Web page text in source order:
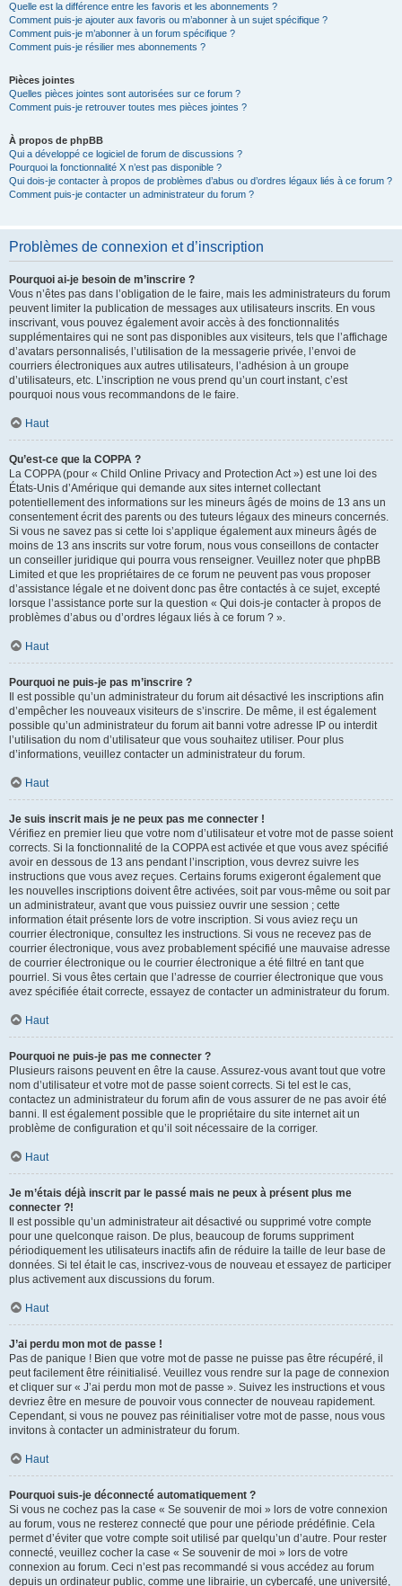
Quelle est la différence entre les favoris et les abonnements ?
Comment puis-je ajouter aux favoris ou m’abonner à un sujet spécifique ?
Comment puis-je m’abonner à un forum spécifique ?
Comment puis-je résilier mes abonnements ?
Pièces jointes
Quelles pièces jointes sont autorisées sur ce forum ?
Comment puis-je retrouver toutes mes pièces jointes ?
À propos de phpBB
Qui a développé ce logiciel de forum de discussions ?
Pourquoi la fonctionnalité X n’est pas disponible ?
Qui dois-je contacter à propos de problèmes d’abus ou d’ordres légaux liés à ce forum ?
Comment puis-je contacter un administrateur du forum ?
Problèmes de connexion et d’inscription
Pourquoi ai-je besoin de m’inscrire ?
Vous n’êtes pas dans l’obligation de le faire, mais les administrateurs du forum
peuvent limiter la publication de messages aux utilisateurs inscrits. En vous
inscrivant, vous pouvez également avoir accès à des fonctionnalités
supplémentaires qui ne sont pas disponibles aux visiteurs, tels que l’affichage
d’avatars personnalisés, l’utilisation de la messagerie privée, l’envoi de
courriers électroniques aux autres utilisateurs, l’adhésion à un groupe
d’utilisateurs, etc. L’inscription ne vous prend qu’un court instant, c’est
pourquoi nous vous recommandons de le faire.
Haut
Qu’est-ce que la COPPA ?
La COPPA (pour « Child Online Privacy and Protection Act ») est une loi des
États-Unis d’Amérique qui demande aux sites internet collectant
potentiellement des informations sur les mineurs âgés de moins de 13 ans un
consentement écrit des parents ou des tuteurs légaux des mineurs concernés.
Si vous ne savez pas si cette loi s’applique également aux mineurs âgés de
moins de 13 ans inscrits sur votre forum, nous vous conseillons de contacter
un conseiller juridique qui pourra vous renseigner. Veuillez noter que phpBB
Limited et que les propriétaires de ce forum ne peuvent pas vous proposer
d’assistance légale et ne doivent donc pas être contactés à ce sujet, excepté
lorsque l’assistance porte sur la question « Qui dois-je contacter à propos de
problèmes d’abus ou d’ordres légaux liés à ce forum ? ».
Haut
Pourquoi ne puis-je pas m’inscrire ?
Il est possible qu’un administrateur du forum ait désactivé les inscriptions afin
d’empêcher les nouveaux visiteurs de s’inscrire. De même, il est également
possible qu’un administrateur du forum ait banni votre adresse IP ou interdit
l’utilisation du nom d’utilisateur que vous souhaitez utiliser. Pour plus
d’informations, veuillez contacter un administrateur du forum.
Haut
Je suis inscrit mais je ne peux pas me connecter !
Vérifiez en premier lieu que votre nom d’utilisateur et votre mot de passe soient
corrects. Si la fonctionnalité de la COPPA est activée et que vous avez spécifié
avoir en dessous de 13 ans pendant l’inscription, vous devrez suivre les
instructions que vous avez reçues. Certains forums exigeront également que
les nouvelles inscriptions doivent être activées, soit par vous-même ou soit par
un administrateur, avant que vous puissiez ouvrir une session ; cette
information était présente lors de votre inscription. Si vous aviez reçu un
courrier électronique, consultez les instructions. Si vous ne recevez pas de
courrier électronique, vous avez probablement spécifié une mauvaise adresse
de courrier électronique ou le courrier électronique a été filtré en tant que
pourriel. Si vous êtes certain que l’adresse de courrier électronique que vous
avez spécifiée était correcte, essayez de contacter un administrateur du forum.
Haut
Pourquoi ne puis-je pas me connecter ?
Plusieurs raisons peuvent en être la cause. Assurez-vous avant tout que votre
nom d’utilisateur et votre mot de passe soient corrects. Si tel est le cas,
contactez un administrateur du forum afin de vous assurer de ne pas avoir été
banni. Il est également possible que le propriétaire du site internet ait un
problème de configuration et qu’il soit nécessaire de la corriger.
Haut
Je m’étais déjà inscrit par le passé mais ne peux à présent plus me
connecter ?!
Il est possible qu’un administrateur ait désactivé ou supprimé votre compte
pour une quelconque raison. De plus, beaucoup de forums suppriment
périodiquement les utilisateurs inactifs afin de réduire la taille de leur base de
données. Si tel était le cas, inscrivez-vous de nouveau et essayez de participer
plus activement aux discussions du forum.
Haut
J’ai perdu mon mot de passe !
Pas de panique ! Bien que votre mot de passe ne puisse pas être récupéré, il
peut facilement être réinitialisé. Veuillez vous rendre sur la page de connexion
et cliquer sur « J’ai perdu mon mot de passe ». Suivez les instructions et vous
devriez être en mesure de pouvoir vous connecter de nouveau rapidement.
Cependant, si vous ne pouvez pas réinitialiser votre mot de passe, nous vous
invitons à contacter un administrateur du forum.
Haut
Pourquoi suis-je déconnecté automatiquement ?
Si vous ne cochez pas la case « Se souvenir de moi » lors de votre connexion
au forum, vous ne resterez connecté que pour une période prédéfinie. Cela
permet d’éviter que votre compte soit utilisé par quelqu’un d’autre. Pour rester
connecté, veuillez cocher la case « Se souvenir de moi » lors de votre
connexion au forum. Ceci n’est pas recommandé si vous accédez au forum
depuis un ordinateur public, comme une librairie, un cybercafé, une université,